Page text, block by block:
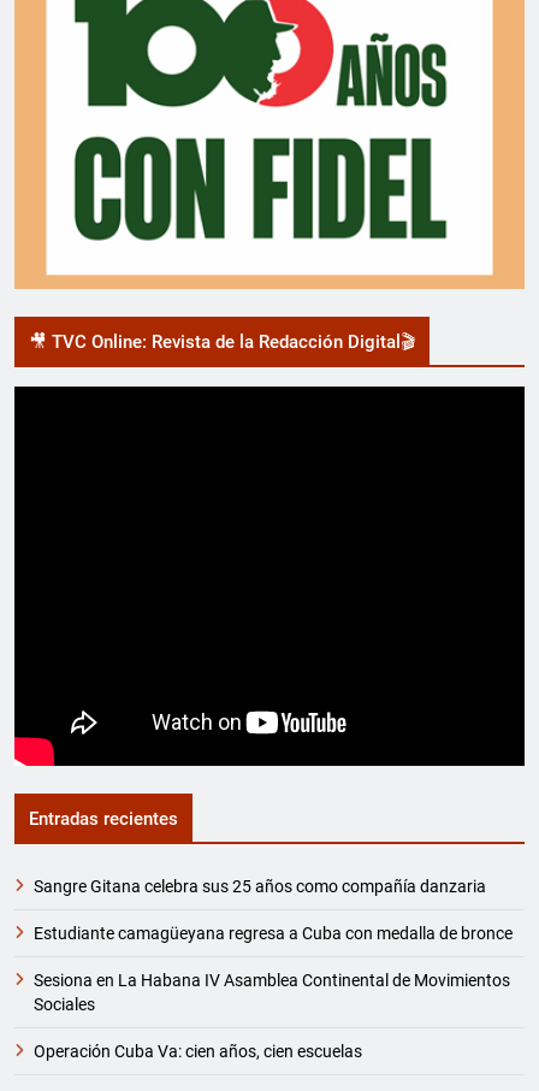
🎥 TVC Online: Revista de la Redacción Digital🎬
Entradas recientes
Sangre Gitana celebra sus 25 años como compañía danzaria
Estudiante camagüeyana regresa a Cuba con medalla de bronce
Sesiona en La Habana IV Asamblea Continental de Movimientos
Sociales
Operación Cuba Va: cien años, cien escuelas